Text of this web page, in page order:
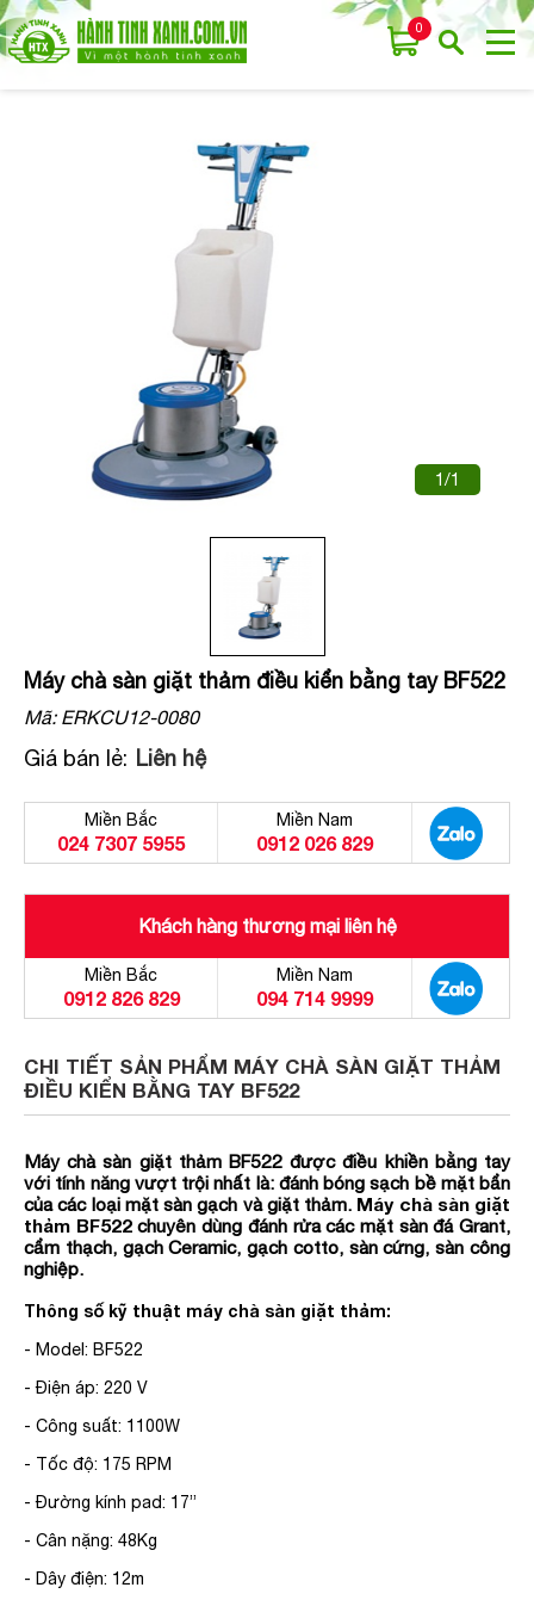
0
1/1
Máy chà sàn giặt thảm điều kiển bằng tay BF522
Mã:ERKCU12-0080
Giá bán lẻ: Liên hệ
Miền Bắc
024 7307 5955
Miền Nam
0912 026 829
Khách hàng thương mại liên hệ
Miền Bắc
0912 826 829
Miền Nam
094 714 9999
CHI TIẾT SẢN PHẨM MÁY CHÀ SÀN GIẶT THẢM
ĐIỀU KIỂN BẰNG TAY BF522
Máy chà sàn giặt thảm BF522 được điều khiền bằng tay
với tính năng vượt trội nhất là: đánh bóng sạch bề mặt bẩn
của các loại mặt sàn gạch và giặt thảm. Máy chà sàn giặt
thảm BF522chuyên dùng đánh rửa các mặt sàn đá Grant,
cẩm thạch, gạch Ceramic, gạch cotto, sàn cứng, sàn công
nghiệp.
Thông số kỹ thuật máy chà sàn giặt thảm:
- Model: BF522
- Điện áp: 220 V
- Công suất: 1100W
- Tốc độ: 175 RPM
- Đường kính pad: 17”
- Cân nặng: 48Kg
- Dây điện: 12m